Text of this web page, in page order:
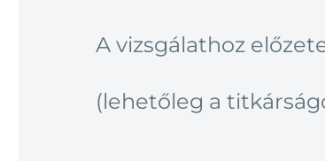
A vizsgálathoz
(lehetőleg a